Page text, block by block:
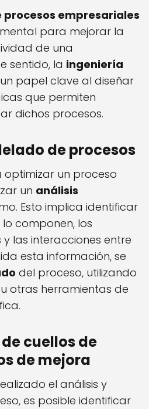
empresariales
para mejorar la
de una
sentido, la ingeniería
papel clave al diseñar
que permiten
dichos procesos.
de procesos
optimizar un proceso
un análisis
Esto implica identificar
componen, los
las interacciones entre
esta información, se
del proceso, utilizando
otras herramientas de
cuellos de
de mejora
el análisis y
es posible identificar